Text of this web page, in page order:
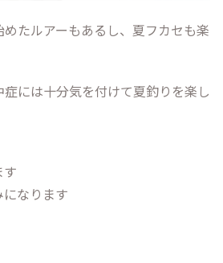
たルアーもあるし、夏フカセも楽
には十分気を付けて夏釣りを楽し
す
なります